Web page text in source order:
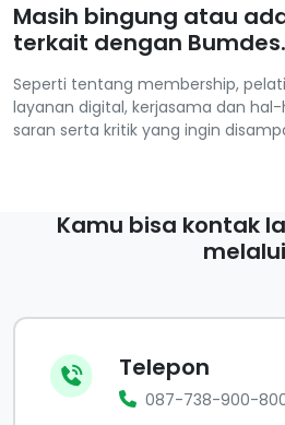
Masih bingung atau
terkait dengan
Seperti tentang membership,
layanan digital, kerjasama dan
saran serta kritik yang ingin
Kamu bisa kontak
melalui
Telepon
087-738-900-